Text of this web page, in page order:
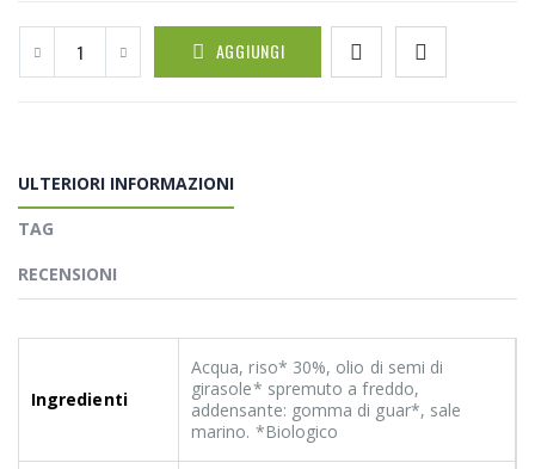
AGGIUNGI
ULTERIORI INFORMAZIONI
TAG
RECENSIONI
Ingredienti
Acqua, riso* 30%, olio di semi di
girasole* spremuto a freddo,
addensante: gomma di guar*, sale
marino. *Biologico